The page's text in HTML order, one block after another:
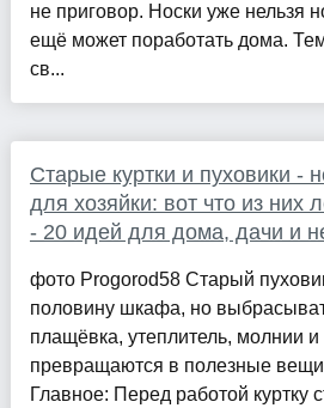
не приговор. Носки уже нельзя
ещё может поработать дома.
св...
Старые куртки и пуховики -
для хозяйки: вот что из них
- 20 идей для дома, дачи и
фото Progorod58 Старый
половину шкафа, но
плащёвка, утеплитель, молнии
превращаются в полезные
Главное: Перед работой куртку